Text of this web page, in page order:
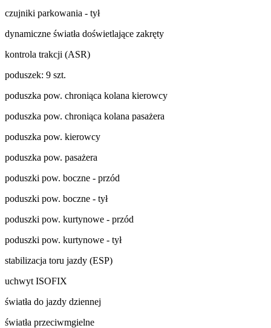
czujniki parkowania - tył
dynamiczne światła doświetlające zakręty
kontrola trakcji (ASR)
poduszek: 9 szt.
poduszka pow. chroniąca kolana kierowcy
poduszka pow. chroniąca kolana pasażera
poduszka pow. kierowcy
poduszka pow. pasażera
poduszki pow. boczne - przód
poduszki pow. boczne - tył
poduszki pow. kurtynowe - przód
poduszki pow. kurtynowe - tył
stabilizacja toru jazdy (ESP)
uchwyt ISOFIX
światła do jazdy dziennej
światła przeciwmgielne